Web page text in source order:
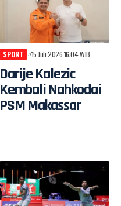
SPORT 15 Juli 2026 16:04 WIB
Darije Kalezic
Kembali Nahkodai
PSM Makassar